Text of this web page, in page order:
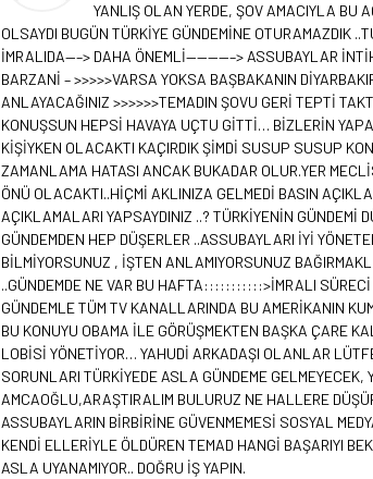
YANLIŞ OLAN YERDE, ŞOV AMACIYLA BU
OLSAYDI BUGÜN TÜRKİYE GÜNDEMİNE OTURAMAZDIK
İMRALIDA—–> DAHA ÖNEMLİ————–> ASSUBAYLAR
BARZANİ – >>>>>VARSA YOKSA BAŞBAKANIN
ANLAYACAĞINIZ >>>>>>TEMADIN ŞOVU GERİ TEPTİ
KONUŞSUN HEPSİ HAVAYA UÇTU GİTTİ… BİZLERİN
KİŞİYKEN OLACAKTI KAÇIRDIK ŞİMDİ SUSUP SUSUP
ZAMANLAMA HATASI ANCAK BUKADAR OLUR.YER
ÖNÜ OLACAKTI..HİÇMİ AKLINIZA GELMEDİ BASIN
AÇIKLAMALARI YAPSAYDINIZ ..? TÜRKİYENİN GÜNDEMİ
GÜNDEMDEN HEP DÜŞERLER ..ASSUBAYLARI İYİ
BİLMİYORSUNUZ , İŞTEN ANLAMIYORSUNUZ
..GÜNDEMDE NE VAR BU HAFTA:::::::::::>İMRALI
GÜNDEMLE TÜM TV KANALLARINDA BU AMERİKANIN
BU KONUYU OBAMA İLE GÖRÜŞMEKTEN BAŞKA ÇARE
LOBİSİ YÖNETİYOR… YAHUDİ ARKADAŞI OLANLAR
SORUNLARI TÜRKİYEDE ASLA GÜNDEME
AMCAOĞLU,ARAŞTIRALIM BULURUZ NE HALLERE
ASSUBAYLARIN BİRBİRİNE GÜVENMEMESİ SOSYAL
KENDİ ELLERİYLE ÖLDÜREN TEMAD HANGİ BAŞARIYI
ASLA UYANAMIYOR.. DOĞRU İŞ YAPIN.